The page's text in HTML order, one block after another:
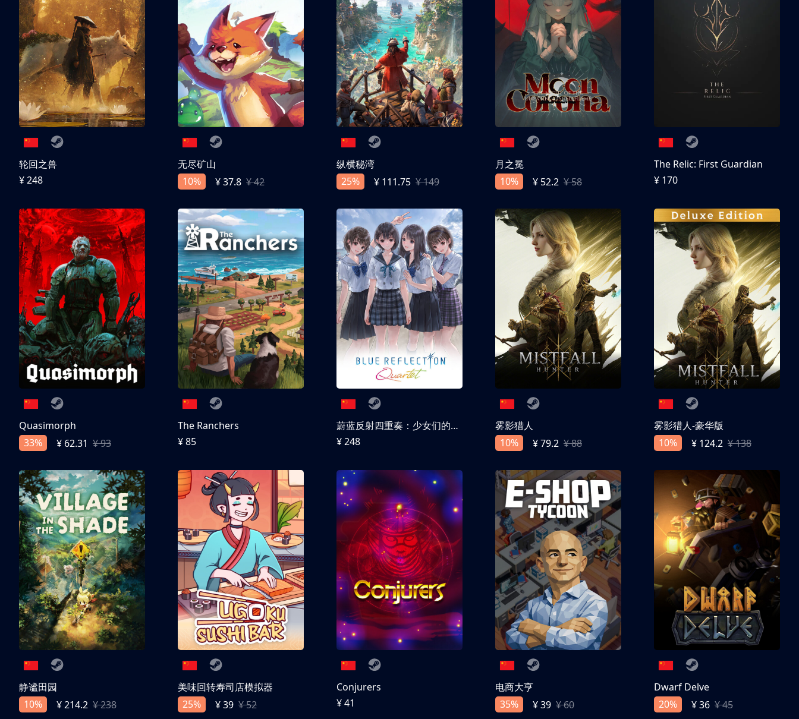
轮回之兽
¥ 248
无尽矿山
10%
¥ 37.8 ¥ 42
纵横秘湾
25%
¥ 111.75 ¥ 149
月之冕
10%
¥ 52.2 ¥ 58
The Relic: First Guardian
¥ 170
Quasimorph
33%
¥ 62.31 ¥ 93
The Ranchers
¥ 85
蔚蓝反射四重奏：少女们的奇迹
¥ 248
雾影猎人
10%
¥ 79.2 ¥ 88
雾影猎人-豪华版
10%
¥ 124.2 ¥ 138
静谧田园
10%
¥ 214.2 ¥ 238
美味回转寿司店模拟器
25%
¥ 39 ¥ 52
Conjurers
¥ 41
电商大亨
35%
¥ 39 ¥ 60
Dwarf Delve
20%
¥ 36 ¥ 45